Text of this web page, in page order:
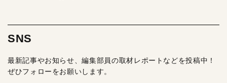
SNS
最新記事やお知らせ、編集部員の取材レポートなどを投稿中！
ぜひフォローをお願いします。